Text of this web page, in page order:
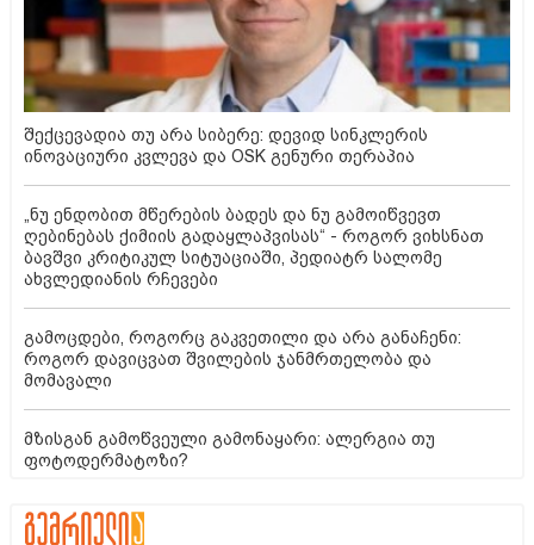
შექცევადია თუ არა სიბერე: დევიდ სინკლერის
ინოვაციური კვლევა და OSK გენური თერაპია
„ნუ ენდობით მწერების ბადეს და ნუ გამოიწვევთ
ღებინებას ქიმიის გადაყლაპვისას“ - როგორ ვიხსნათ
ბავშვი კრიტიკულ სიტუაციაში, პედიატრ სალომე
ახვლედიანის რჩევები
გამოცდები, როგორც გაკვეთილი და არა განაჩენი:
როგორ დავიცვათ შვილების ჯანმრთელობა და
მომავალი
მზისგან გამოწვეული გამონაყარი: ალერგია თუ
ფოტოდერმატოზი?